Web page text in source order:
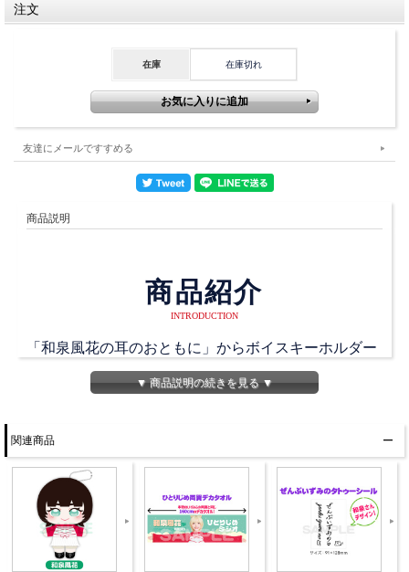
注文
在庫 在庫切れ
友達にメールですすめる
商品説明
商品紹介
INTRODUCTION
「和泉風花の耳のおともに」からボイスキーホルダー
大ボリュームの全16セリフを収録。
多数ラインナップ。
たま～に舌打ちが出ちゃうけど許して下さいね。
商品詳細
▼ 商品説明の続きを見る ▼
関連商品